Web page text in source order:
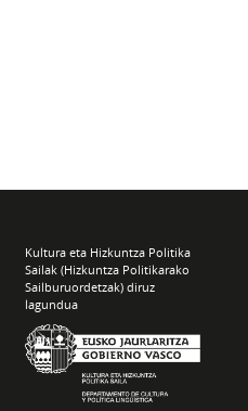
Kultura eta Hizkuntza Politika
Sailak (Hizkuntza Politikarako
Sailburuordetzak) diruz
lagundua